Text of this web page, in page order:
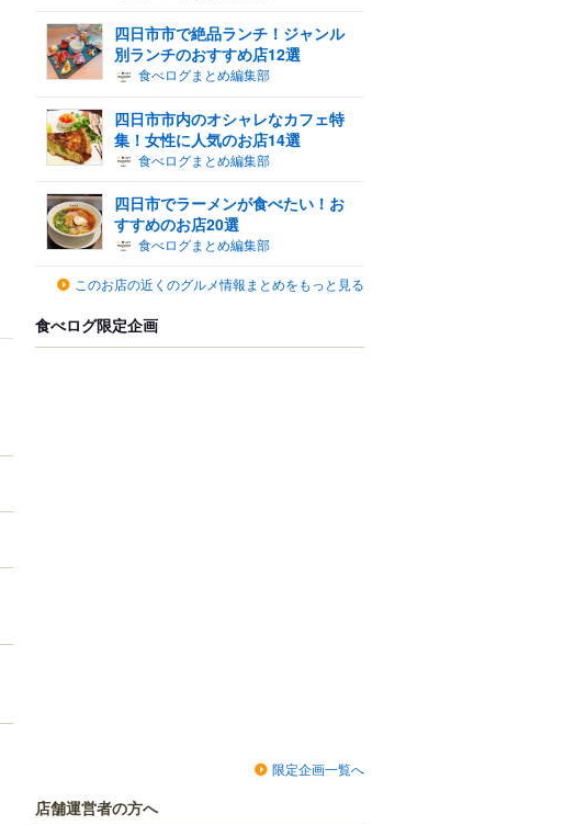
四日市市で絶品ランチ！ジャンル
別ランチのおすすめ店12選
食べログまとめ編集部
四日市市内のオシャレなカフェ特
集！女性に人気のお店14選
食べログまとめ編集部
四日市でラーメンが食べたい！お
すすめのお店20選
食べログまとめ編集部
このお店の近くのグルメ情報まとめをもっと見る
食べログ限定企画
限定企画一覧へ
店舗運営者の方へ